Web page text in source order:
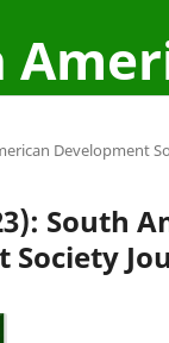
Development
South
Society